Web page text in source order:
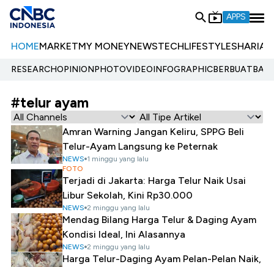
APPS
HOMEMARKETMY MONEYNEWSTECHLIFESTYLESHARIA
RESEARCHOPINIONPHOTOVIDEOINFOGRAPHIC
#telur ayam
Amran Warning Jangan Keliru, SPPG Beli
Telur-Ayam Langsung ke Peternak
NEWS 1 minggu yang lalu
FOTO
Terjadi di Jakarta: Harga Telur Naik Usai
Libur Sekolah, Kini Rp30.000
NEWS 2 minggu yang lalu
Mendag Bilang Harga Telur & Daging Ayam
Kondisi Ideal, Ini Alasannya
NEWS 2 minggu yang lalu
Harga Telur-Daging Ayam Pelan-Pelan Naik,